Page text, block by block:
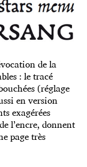
de la
: le tracé
(réglage
en version
exagérées
l’encre, donnent
page très